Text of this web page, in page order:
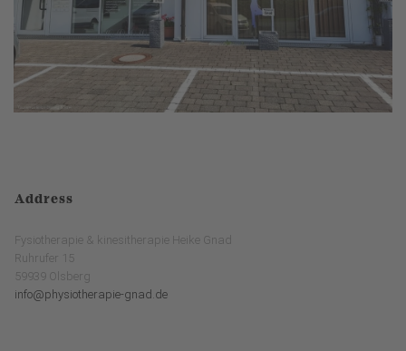
Address
Fysiotherapie & kinesitherapie Heike Gnad
Ruhrufer 15
59939 Olsberg
info@physiotherapie-gnad.de